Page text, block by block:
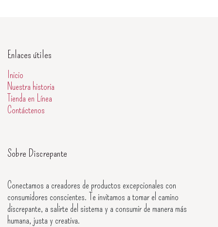
Enlaces útiles
Inicio
Nuestra historia
Tienda en Línea
Contáctenos
Sobre Discrepante
Conectamos a creadores de productos excepcionales con
consumidores conscientes. Te invitamos a tomar el camino
discrepante, a salirte del sistema y a consumir de manera más
humana, justa y creativa.